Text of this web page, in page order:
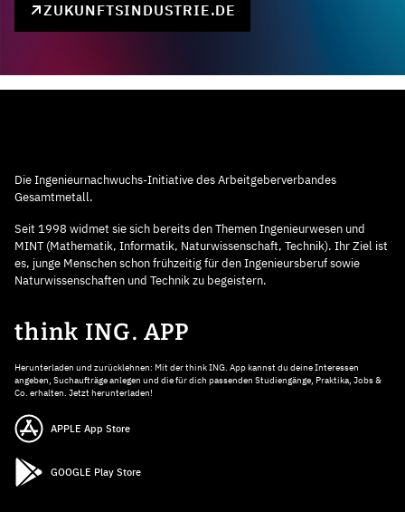
ZUKUNFTSINDUSTRIE.DE
Die Ingenieurnachwuchs-Initiative des Arbeitgeberverbandes
Gesamtmetall.
Seit 1998 widmet sie sich bereits den Themen Ingenieurwesen und
MINT (Mathematik, Informatik, Naturwissenschaft, Technik). Ihr Ziel ist
es, junge Menschen schon frühzeitig für den Ingenieursberuf sowie
Naturwissenschaften und Technik zu begeistern.
think ING. APP
Herunterladen und zurücklehnen: Mit der think ING. App kannst du deine Interessen
angeben, Suchaufträge anlegen und die für dich passenden Studiengänge, Praktika, Jobs &
Co. erhalten. Jetzt herunterladen!
APPLE App Store
GOOGLE Play Store